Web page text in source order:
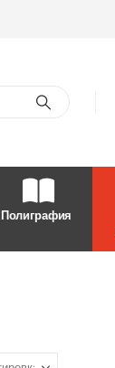
Полиграфия